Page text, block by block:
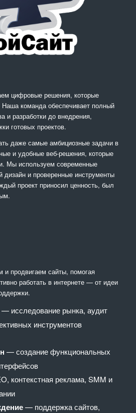
цифровые решения, которые
Наша команда обеспечивает полный
и разработки до внедрения,
готовых проектов.
даже самые амбициозные задачи в
и удобные веб-решения, которые
Мы используем современные
дизайн и проверенные инструменты
проект приносил ценность, был
продвигаем сайты, помогая
работать в интернете — от идеи
— исследование рынка, аудит
инструментов
— создание функциональных
контекстная реклама, SMM и
— поддержка сайтов,